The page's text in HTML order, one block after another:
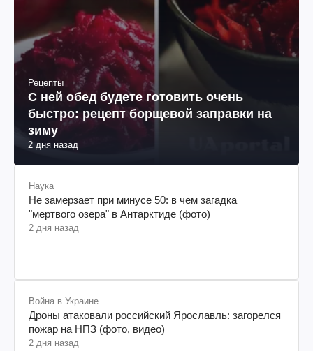
Рецепты
С ней обед будете готовить очень
быстро: рецепт борщевой заправки на
зиму
2 дня назад
Наука
Не замерзает при минусе 50: в чем загадка
"мертвого озера" в Антарктиде (фото)
2 дня назад
Война в Украине
Дроны атаковали российский Ярославль: загорелся
пожар на НПЗ (фото, видео)
2 дня назад